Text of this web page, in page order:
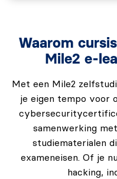
Waarom
Mile2 e-
Met een Mile2
je eigen tempo voor
samenwerking
studiematerialen
exameneisen. Of je
hacking,